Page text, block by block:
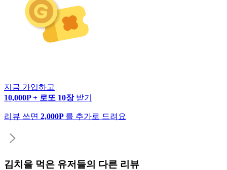
지금 가입하고
10,000P + 로또 10장 받기
리뷰 쓰면 2,000P 를 추가로 드려요
김치 을 먹은 유저들의 다른 리뷰